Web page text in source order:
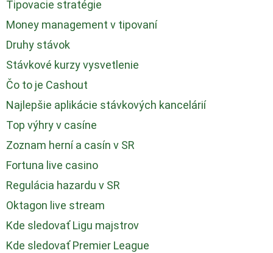
Tipovacie stratégie
Money management v tipovaní
Druhy stávok
Stávkové kurzy vysvetlenie
Čo to je Cashout
Najlepšie aplikácie stávkových kancelárií
Top výhry v casíne
Zoznam herní a casín v SR
Fortuna live casino
Regulácia hazardu v SR
Oktagon live stream
Kde sledovať Ligu majstrov
Kde sledovať Premier League